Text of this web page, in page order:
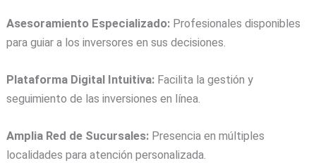
Asesoramiento Especializado:Profesionales disponibles
para guiar a los inversores en sus decisiones.
Plataforma Digital Intuitiva:Facilita la gestión y
seguimiento de las inversiones en línea.
Amplia Red de Sucursales:Presencia en múltiples
localidades para atención personalizada.